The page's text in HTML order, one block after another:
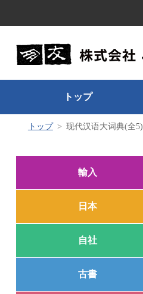
トップ
トップ 现代汉语大词典(全5)
輸入
日本
自社
古書